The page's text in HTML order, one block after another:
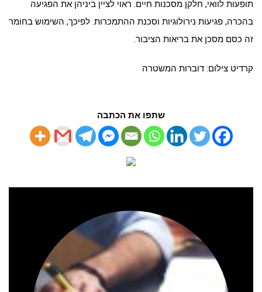
תופעות לוואי, חלקן מסכנות חיים. ראוי לציין ביניהן את הפגיעה
בהכרה, פגיעות נירולוגיות וסכנת ההתמכרות. לפיכך, השימוש בחומר
זה כסם מסכן את בריאות הציבור.
קרדיט צילום: דוברות המשטרה
שתפו את הכתבה